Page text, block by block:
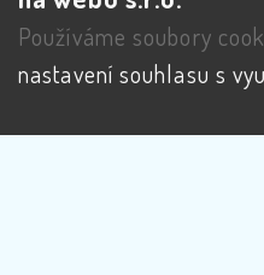
Používáme soubory
nastavení souhlasu s